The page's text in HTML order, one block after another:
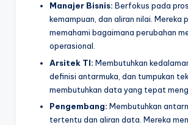
Manajer Bisnis: Berfokus pada
kemampuan, dan aliran nilai. Mereka
memahami bagaimana perubahan
operasional.
Arsitek TI: Membutuhkan
definisi antarmuka, dan tumpukan
membutuhkan data yang tepat
Pengembang: Membutuhkan
tertentu dan aliran data. Mereka